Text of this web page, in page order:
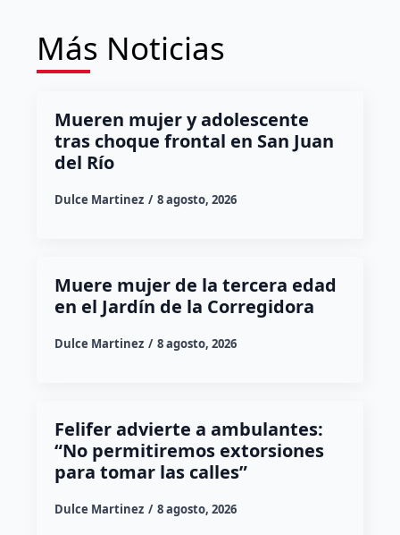
Más Noticias
Mueren mujer y adolescente
tras choque frontal en San Juan
del Río
Dulce Martinez 8 agosto, 2026
Muere mujer de la tercera edad
en el Jardín de la Corregidora
Dulce Martinez 8 agosto, 2026
Felifer advierte a ambulantes:
“No permitiremos extorsiones
para tomar las calles”
Dulce Martinez 8 agosto, 2026